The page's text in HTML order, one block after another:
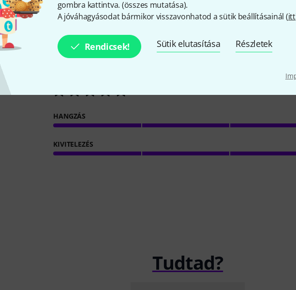
gombra kattintva. (összes mutatása).
A jóváhagyásodat bármikor visszavonhatod a sütik beállításainál (itt
Rendicsek! Sütik elutasítása Részletek
2Ügyfelek értékelései
HANGZÁS
KIVITELEZÉS
Tudtad?